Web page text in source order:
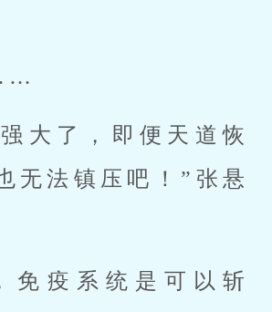
大了，即便天道恢
无法镇压吧！”张悬
免疫系统是可以斩